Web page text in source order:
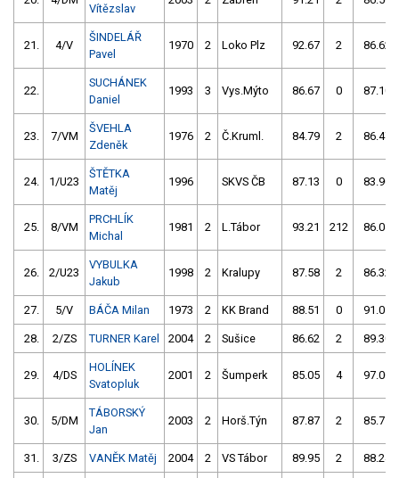
Vítězslav
21. 4/V
ŠINDELÁŘ
Pavel
1970 2 Loko Plz 92.67 2 86.62
22.
SUCHÁNEK
Daniel
1993 3 Vys.Mýto 86.67 0 87.10
23. 7/VM
ŠVEHLA
Zdeněk
1976 2 Č.Kruml. 84.79 2 86.47
24. 1/U23
ŠTĚTKA
Matěj
1996 SKVS ČB 87.13 0 83.90
25. 8/VM
PRCHLÍK
Michal
1981 2 L.Tábor 93.21 212 86.04
26. 2/U23
VYBULKA
Jakub
1998 2 Kralupy 87.58 2 86.32
27. 5/V BÁČA Milan 1973 2 KK Brand 88.51 0 91.05
28. 2/ZS TURNER Karel 2004 2 Sušice 86.62 2 89.30
29. 4/DS
HOLÍNEK
Svatopluk
2001 2 Šumperk 85.05 4 97.00
30. 5/DM
TÁBORSKÝ
Jan
2003 2 Horš.Týn 87.87 2 85.71
31. 3/ZS VANĚK Matěj 2004 2 VS Tábor 89.95 2 88.24